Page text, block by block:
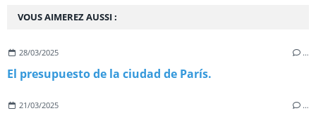
VOUS AIMEREZ AUSSI :
28/03/2025 …
El presupuesto de la ciudad de París.
21/03/2025 …